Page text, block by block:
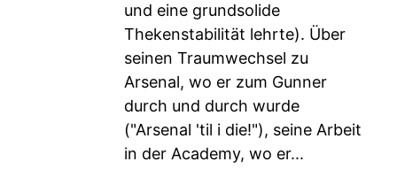
und eine grundsolide
Thekenstabilität lehrte). Über
seinen Traumwechsel zu
Arsenal, wo er zum Gunner
durch und durch wurde
("Arsenal 'til i die!"), seine Arbeit
in der Academy, wo er...